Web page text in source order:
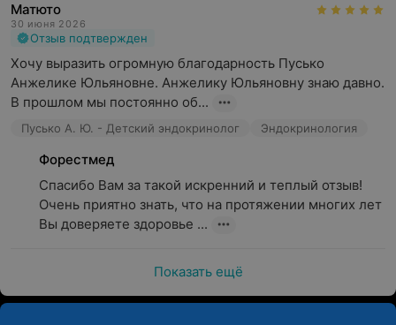
Матюто
30 июня 2026
Отзыв подтвержден
Хочу выразить огромную благодарность Пусько
Анжелике Юльяновне. Анжелику Юльяновну знаю давно.
В прошлом мы постоянно об...
Пусько А. Ю. - Детский эндокринолог Эндокринология
Форестмед
Спасибо Вам за такой искренний и теплый отзыв!
Очень приятно знать, что на протяжении многих лет
Вы доверяете здоровье ...
Показать ещё